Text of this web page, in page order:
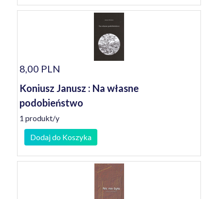
8,00 PLN
Koniusz Janusz : Na własne
podobieństwo
1 produkt/y
Dodaj do Koszyka